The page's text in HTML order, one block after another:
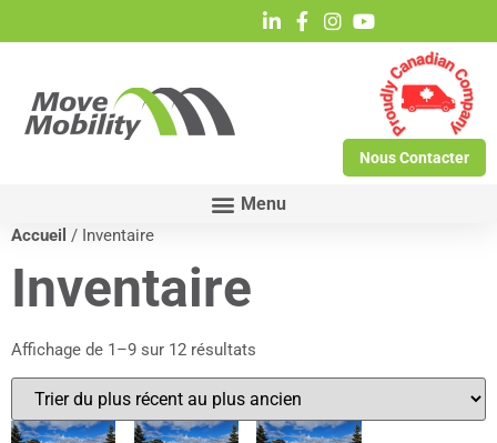
Nous Contacter
Accueil / Inventaire
Inventaire
Affichage de 1–9 sur 12 résultats